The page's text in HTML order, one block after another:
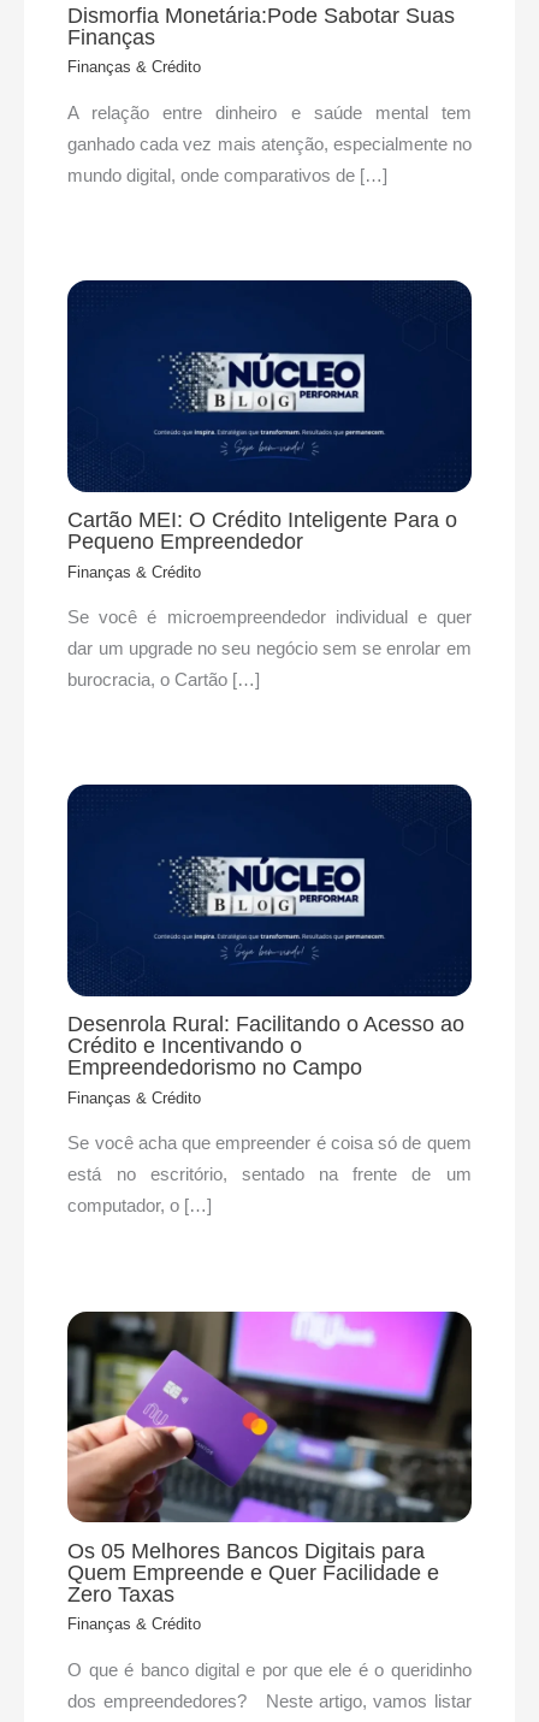
Dismorfia Monetária:Pode Sabotar Suas
Finanças
Finanças & Crédito
A relação entre dinheiro e saúde mental tem
ganhado cada vez mais atenção, especialmente no
mundo digital, onde comparativos de […]
Cartão MEI: O Crédito Inteligente Para o
Pequeno Empreendedor
Finanças & Crédito
Se você é microempreendedor individual e quer
dar um upgrade no seu negócio sem se enrolar em
burocracia, o Cartão […]
Desenrola Rural: Facilitando o Acesso ao
Crédito e Incentivando o
Empreendedorismo no Campo
Finanças & Crédito
Se você acha que empreender é coisa só de quem
está no escritório, sentado na frente de um
computador, o […]
Os 05 Melhores Bancos Digitais para
Quem Empreende e Quer Facilidade e
Zero Taxas
Finanças & Crédito
O que é banco digital e por que ele é o queridinho
dos empreendedores? Neste artigo, vamos listar